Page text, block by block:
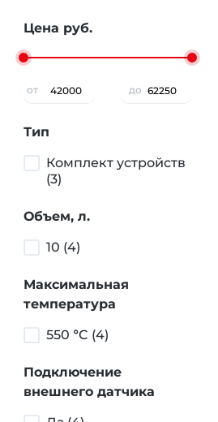
Цена руб.
от до
Тип
Комплект устройств
(3)
Объем, л.
10 (4)
Максимальная
температура
550 °C (4)
Подключение
внешнего датчика